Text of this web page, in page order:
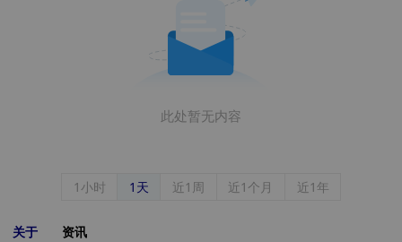
此处暂无内容
1小时 1天 近1周 近1个月 近1年
关于 资讯